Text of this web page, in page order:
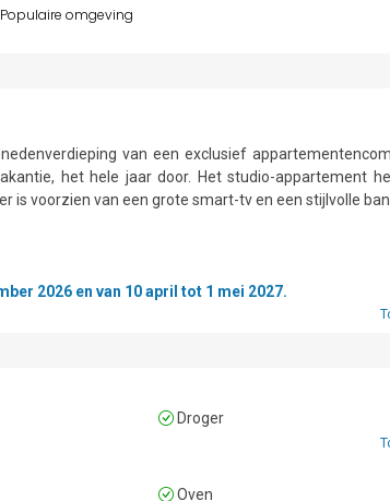
Populaire omgeving
van een exclusief
het hele jaar door. Het studio-appartement
is voorzien van een grote smart-tv en een stijlvolle
oven, magnetron, vaatwasser, koelkast
kamer tegenover de keuken, heeft een houten
toegang tot een omheind terras waar u in alle
tweepersoonsbed.
wastafel, bidet en toilet
2026 en van 10 april tot 1 mei 2027.
Droger
Oven